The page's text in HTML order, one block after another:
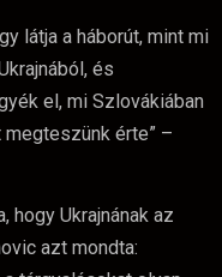
látja a háborút, mint mi
és
el, mi Szlovákiában
érte” –
hogy Ukrajnának az
azt mondta: